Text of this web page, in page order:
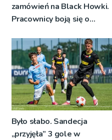
zamówień na Black Howki.
Pracownicy boją się o
Było słabo. Sandecja
„przyjęła” 3 gole w